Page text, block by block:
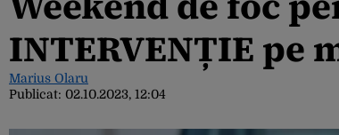
INTERVENȚIE pe
Marius Olaru
Publicat: 02.10.2023, 12:04